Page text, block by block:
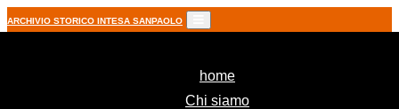
ARCHIVIO STORICO INTESA SANPAOLO
home(current)
Chi siamo